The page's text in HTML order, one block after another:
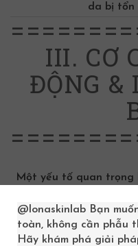
da bị tổn
III. CƠ
ĐỘNG &
Một yếu tố quan
hơn về hiệu quả điều
chế hoạt động của
@lonaskinlab Bạn
toàn, không cần phẫu
Hãy khám phá giải